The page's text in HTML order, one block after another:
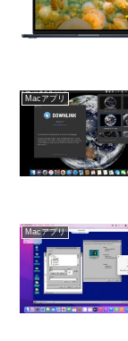
Macアプリ
Macアプリ